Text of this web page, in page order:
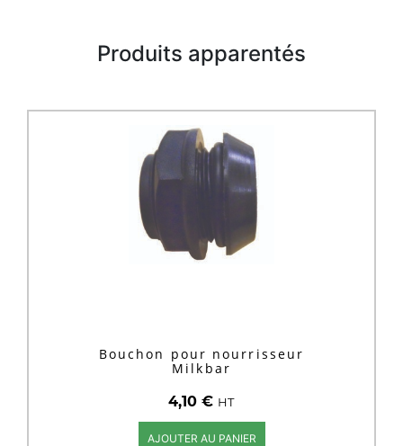
Produits apparentés
Bouchon pour nourrisseur
Milkbar
4,10€ HT
AJOUTER AU PANIER